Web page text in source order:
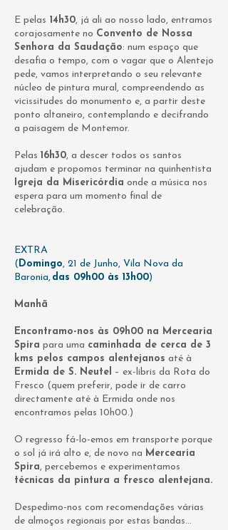
E pelas 14h30, já ali ao nosso lado, entramos
corajosamente no Convento de Nossa
Senhora da Saudação: num espaço que
desafia o tempo, com o vagar que o Alentejo
pede, vamos interpretando o seu relevante
núcleo de pintura mural, compreendendo as
vicissitudes do monumento e, a partir deste
ponto altaneiro, contemplando e decifrando
a paisagem de Montemor.
Pelas 16h30, a descer todos os santos
ajudam e propomos terminar na quinhentista
Igreja da Misericórdia onde a música nos
espera para um momento final de
celebração.
EXTRA
(Domingo, 21 de Junho, Vila Nova da
Baronia, das 09h00 às 13h00)
Manhã
Encontramo-nos às 09h00 na Mercearia
Spira para uma caminhada de cerca de 3
kms pelos campos alentejanos até à
Ermida de S. Neutel – ex-libris da Rota do
Fresco (quem preferir, pode ir de carro
directamente até à Ermida onde nos
encontramos pelas 10h00.)
O regresso fá-lo-emos em transporte porque
o sol já irá alto e, de novo na Mercearia
Spira, percebemos e experimentamos
técnicas da pintura a fresco alentejana.
Despedimo-nos com recomendações várias
de almoços regionais por estas bandas…